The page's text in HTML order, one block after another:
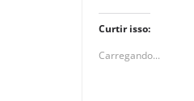
Curtir isso:
Carregando...